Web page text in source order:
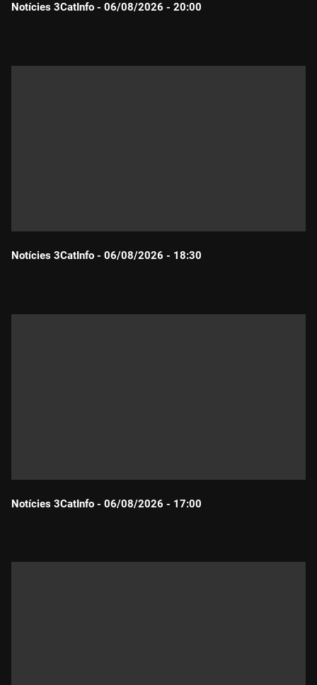
Notícies 3CatInfo - 06/08/2026 - 20:00
Notícies 3CatInfo - 06/08/2026 - 18:30
Notícies 3CatInfo - 06/08/2026 - 17:00